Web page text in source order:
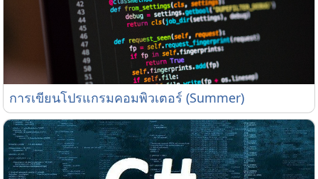
การเขียนโปรแกรมคอมพิวเตอร์ (Summer)
การเขียนโปรแกรมคอมพิวเตอร์ (Summer)